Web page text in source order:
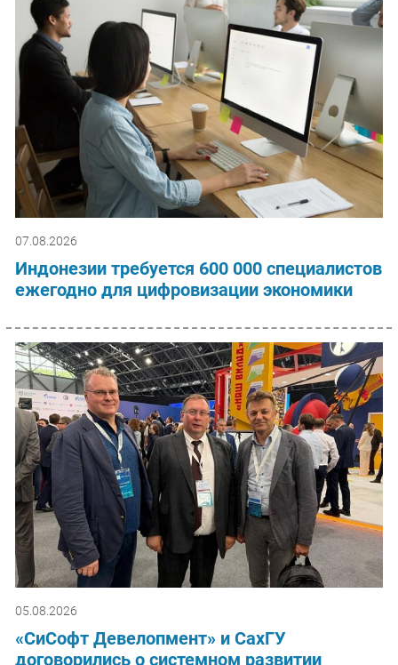
07.08.2026
Индонезии требуется 600 000 специалистов
ежегодно для цифровизации экономики
05.08.2026
«СиСофт Девелопмент» и СахГУ
договорились о системном развитии